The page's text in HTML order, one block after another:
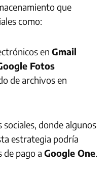
que
como:
enGmail
Fotos
de archivos en
donde algunos
estrategia podría
de pago aGoogle One.